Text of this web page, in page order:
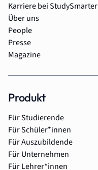
Karriere bei StudySmarter
Über uns
People
Presse
Magazine
Produkt
Für Studierende
Für Schüler*innen
Für Auszubildende
Für Unternehmen
Für Lehrer*innen